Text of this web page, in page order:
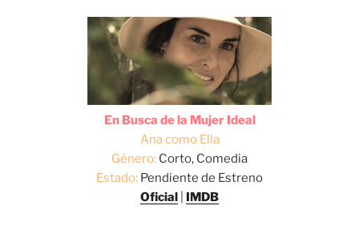
En Busca de la Mujer Ideal
Ana como Ella
Género: Corto, Comedia
Estado: Pendiente de Estreno
Oficial
IMDB